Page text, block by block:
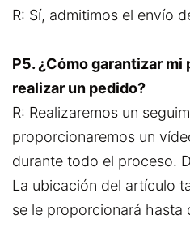
R: Sí, admitimos el envío
P5. ¿Cómo garantizar mi
realizar un pedido?
R: Realizaremos un
proporcionaremos un
durante todo el proceso.
La ubicación del artículo
se le proporcionará hasta